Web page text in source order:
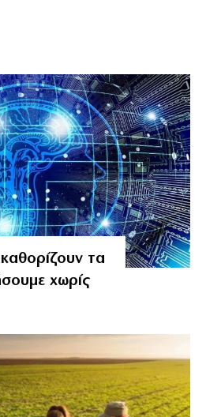
τα
χωρίς